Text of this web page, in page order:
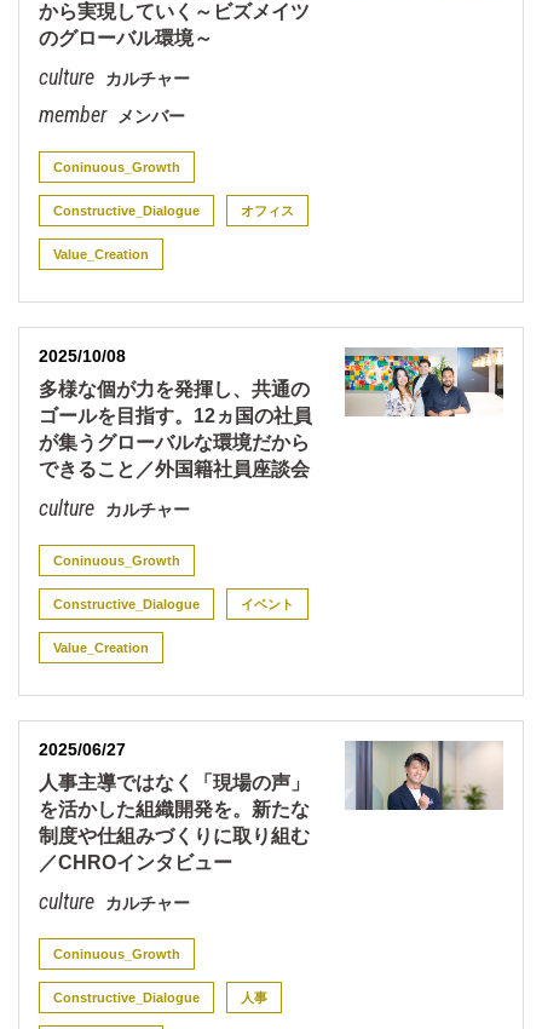
から実現していく～ビズメイツ
のグローバル環境～
カルチャー
メンバー
Coninuous_Growth
Constructive_Dialogue オフィス
Value_Creation
2025/10/08
多様な個が力を発揮し、共通の
ゴールを目指す。12ヵ国の社員
が集うグローバルな環境だから
できること／外国籍社員座談会
カルチャー
Coninuous_Growth
Constructive_Dialogue イベント
Value_Creation
2025/06/27
人事主導ではなく「現場の声」
を活かした組織開発を。新たな
制度や仕組みづくりに取り組む
／CHROインタビュー
カルチャー
Coninuous_Growth
Constructive_Dialogue 人事